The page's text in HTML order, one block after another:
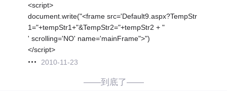
<script>
document.write("<frame src='Default9.aspx?TempStr
1="+tempStr1+"&TempStr2="+tempStr2 + "
' scrolling='NO' name='mainFrame">")
</script>
2010-11-23
——到底了——